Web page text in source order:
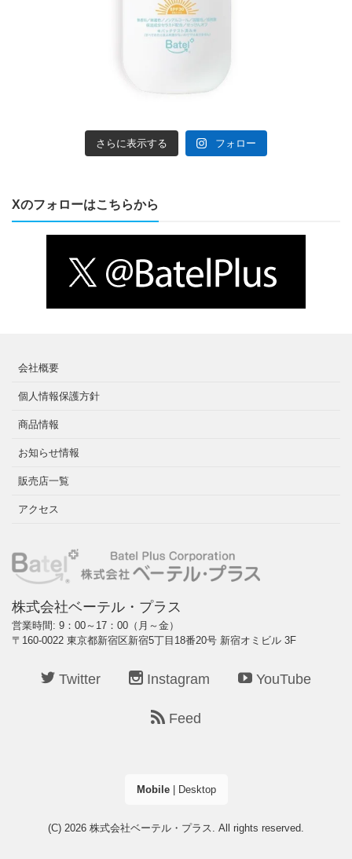
さらに表示する フォロー
Xのフォローはこちらから
会社概要
個人情報保護方針
商品情報
お知らせ情報
販売店一覧
アクセス
株式会社ベーテル・プラス
営業時間: 9：00～17：00（月～金）
〒160-0022 東京都新宿区新宿5丁目18番20号 新宿オミビル 3F
Twitter Instagram YouTube
Feed
Mobile| Desktop
(C) 2026 株式会社ベーテル・プラス . All rights reserved.